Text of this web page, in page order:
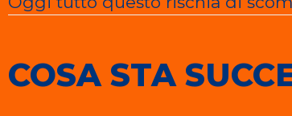
COSA STA